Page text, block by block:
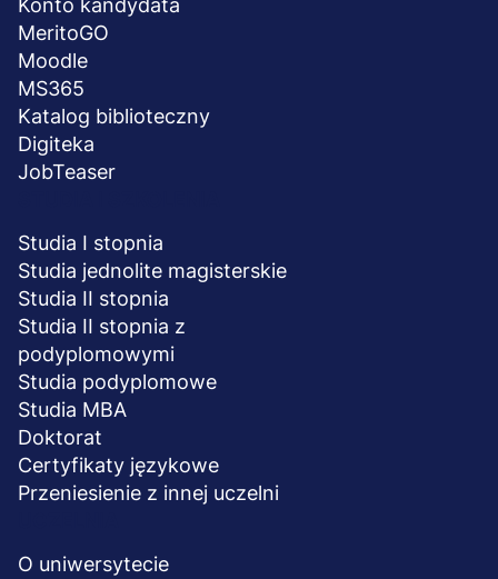
Konto kandydata
MeritoGO
Moodle
MS365
Katalog biblioteczny
Digiteka
JobTeaser
Studia I stopnia
Studia jednolite magisterskie
Studia II stopnia
Studia II stopnia z
podyplomowymi
Studia podyplomowe
Studia MBA
Doktorat
Certyfikaty językowe
Przeniesienie z innej uczelni
O uniwersytecie